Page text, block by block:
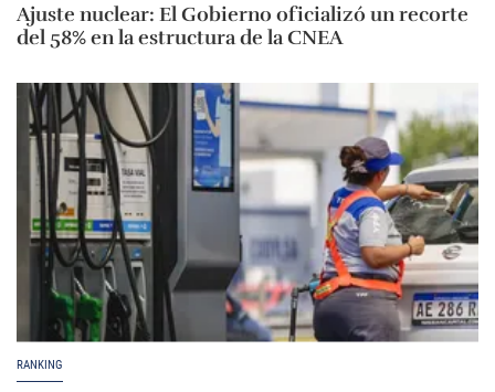
Ajuste nuclear: El Gobierno oficializó un recorte
del 58% en la estructura de la CNEA
RANKING